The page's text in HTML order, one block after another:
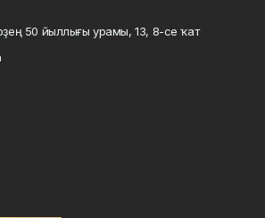
50 йыллығы урамы, 13, 8-се ҡат